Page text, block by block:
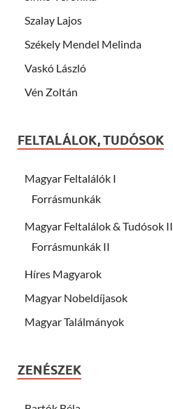
Szalay Lajos
Székely Mendel Melinda
Vaskó László
Vén Zoltán
FELTALÁLOK, TUDÓSOK
Magyar Feltalálók I
Forrásmunkák
Magyar Feltalálok & Tudósok II
Forrásmunkák II
Híres Magyarok
Magyar Nobeldíjasok
Magyar Találmányok
ZENÉSZEK